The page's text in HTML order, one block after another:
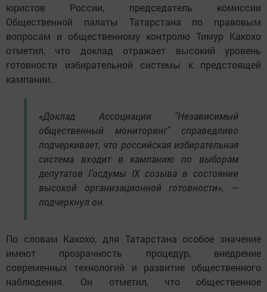
юристов России, председатель комиссии
Общественной палаты Татарстана по правовым
вопросам и общественному контролю Тимур Какохо
отметил, что доклад отражает высокий уровень
готовности избирательной системы к предстоящей
кампании.
«Доклад Ассоциации "Независимый
общественный мониторинг" справедливо
подчеркивает, что российская избирательная
система входит в кампанию по выборам
депутатов Госдумы IX созыва в состоянии
высокой организационной готовности», —
подчеркнул он.
По словам Какохо, для Татарстана особое значение
имеют прозрачность процедур, внедрение
современных технологий и развитие общественного
наблюдения. Он отметил, что общественное